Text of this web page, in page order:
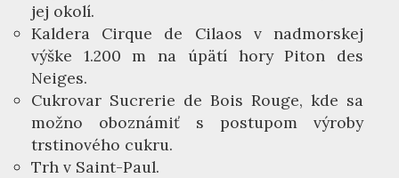
jej okolí.
Kaldera Cirque de Cilaos v nadmorskej
výške 1.200 m na úpätí hory Piton des
Neiges.
Cukrovar Sucrerie de Bois Rouge, kde sa
možno oboznámiť s postupom výroby
trstinového cukru.
Trh v Saint-Paul.